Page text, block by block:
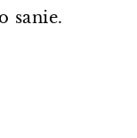
sanie.